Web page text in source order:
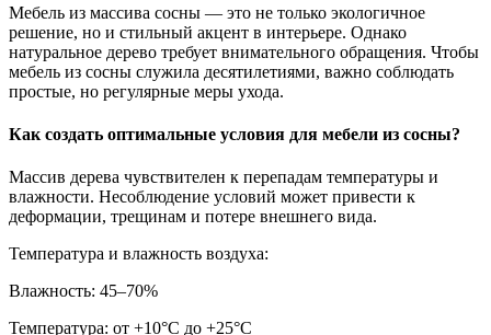
Мебель из массива сосны — это не только экологичное
решение, но и стильный акцент в интерьере. Однако
натуральное дерево требует внимательного обращения. Чтобы
мебель из сосны служила десятилетиями, важно соблюдать
простые, но регулярные меры ухода.
Как создать оптимальные условия для мебели из сосны?
Массив дерева чувствителен к перепадам температуры и
влажности. Несоблюдение условий может привести к
деформации, трещинам и потере внешнего вида.
Температура и влажность воздуха:
Влажность: 45–70%
Температура: от +10°С до +25°С